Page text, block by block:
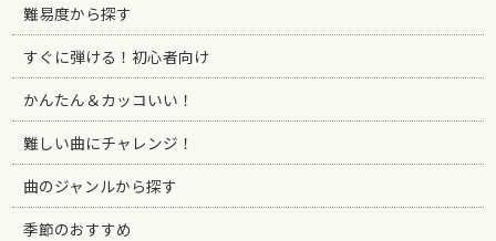
難易度から探す
すぐに弾ける！初心者向け
かんたん＆カッコいい！
難しい曲にチャレンジ！
曲のジャンルから探す
季節のおすすめ